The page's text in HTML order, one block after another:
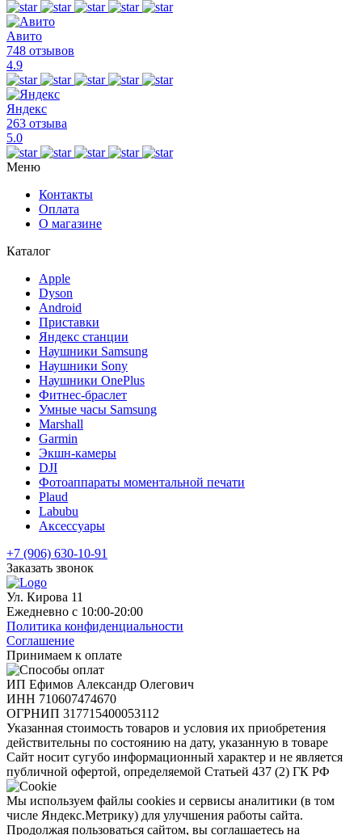
Авито
748 отзывов
4.9
Яндекс
263 отзыва
5.0
Меню
Контакты
Оплата
О магазине
Каталог
Apple
Dyson
Android
Приставки
Яндекс станции
Наушники Samsung
Наушники Sony
Наушники OnePlus
Фитнес-браслет
Умные часы Samsung
Marshall
Garmin
Экшн-камеры
DJI
Фотоаппараты моментальной печати
Plaud
Labubu
Аксессуары
+7 (906) 630-10-91
Заказать звонок
Ул. Кирова 11
Ежедневно с 10:00-20:00
Политика конфиденциальности
Соглашение
Принимаем к оплате
ИП Ефимов Александр Олегович
ИНН 710607474670
ОГРНИП 317715400053112
Указанная стоимость товаров и условия их приобретения
действительны по состоянию на дату, указанную в товаре
Сайт носит сугубо информационный характер и не является
публичной офертой, определяемой Статьей 437 (2) ГК РФ
Мы используем файлы cookies и сервисы аналитики (в том
числе Яндекс.Метрику) для улучшения работы сайта.
Продолжая пользоваться сайтом, вы соглашаетесь на